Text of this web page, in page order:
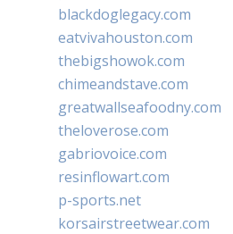
blackdoglegacy.com
eatvivahouston.com
thebigshowok.com
chimeandstave.com
greatwallseafoodny.com
theloverose.com
gabriovoice.com
resinflowart.com
p-sports.net
korsairstreetwear.com